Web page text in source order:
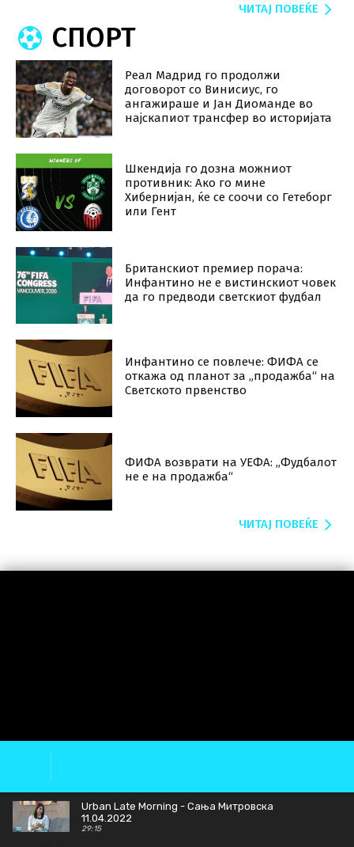
ЧИТАЈ ПОВЕЌЕ
СПОРТ
Реал Мадрид го продолжи
договорот со Винисиус, го
ангажираше и Јан Диоманде во
најскапиот трансфер во историјата
Шкендија го дозна можниот
противник: Ако го мине
Хибернијан, ќе се соочи со Гетеборг
или Гент
Британскиот премиер порача:
Инфантино не е вистинскиот човек
да го предводи светскиот фудбал
Инфантино се повлече: ФИФА се
откажа од планот за „продажба“ на
Светското првенство
ФИФА возврати на УЕФА: „Фудбалот
не е на продажба“
ЧИТАЈ ПОВЕЌЕ
Urban Late Morning - Сања Митровска
11.04.2022
29:15